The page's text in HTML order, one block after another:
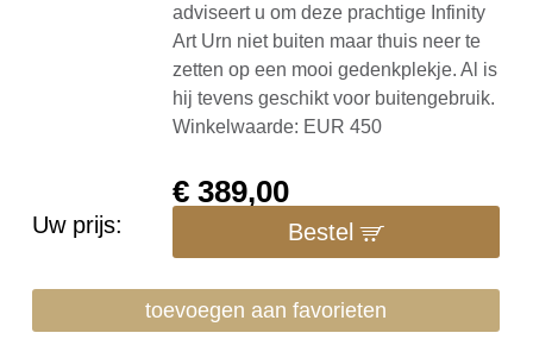
adviseert u om deze prachtige Infinity
Art Urn niet buiten maar thuis neer te
zetten op een mooi gedenkplekje. Al is
hij tevens geschikt voor buitengebruik.
Winkelwaarde: EUR 450
Uw prijs:
€389,00
Bestel
toevoegen aan favorieten